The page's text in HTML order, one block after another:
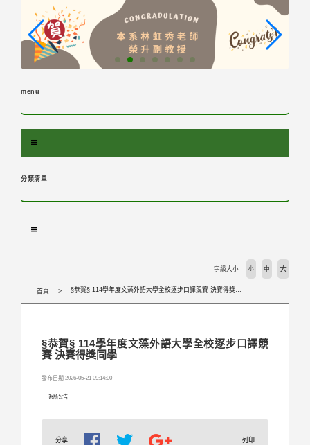
menu
分類清單
首頁 §恭賀§ 114學年度文藻外語大學全校逐步口譯競賽 決賽得獎同學
字級大小 小 中 大
§恭賀§ 114學年度文藻外語大學全校逐步口譯競
賽 決賽得獎同學
發布日期 2026-05-21 09:14:00
系所公告
分享 列印